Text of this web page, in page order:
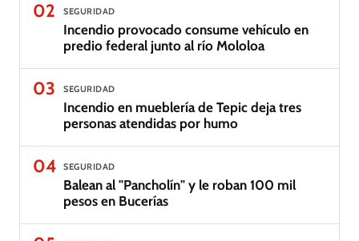
02 SEGURIDAD
Incendio provocado consume vehículo en
predio federal junto al río Mololoa
03 SEGURIDAD
Incendio en mueblería de Tepic deja tres
personas atendidas por humo
04 SEGURIDAD
Balean al "Pancholín" y le roban 100 mil
pesos en Bucerías